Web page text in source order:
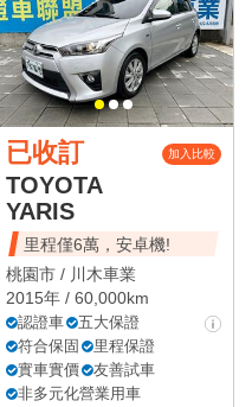
已收訂 加入比較
TOYOTA
YARIS
里程僅6萬，安卓機!
桃園市 / 川木車業
2015年 / 60,000km
認證車
五大保證
符合保固
里程保證
實車實價
友善試車
非多元化營業用車